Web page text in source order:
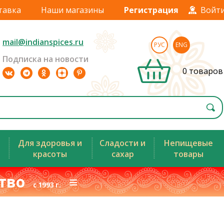
Наши магазины Регистрация
mail@indianspices.ru
Подписка на новости
РУС ENG
0 товаров
Для здоровья и
красоты
Сладости и
сахар
Непищевые
товары
с 1993 г.≡